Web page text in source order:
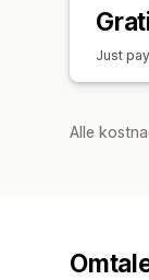
Just
Alle